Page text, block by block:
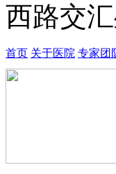
西路交
首页 关于医院 专家团